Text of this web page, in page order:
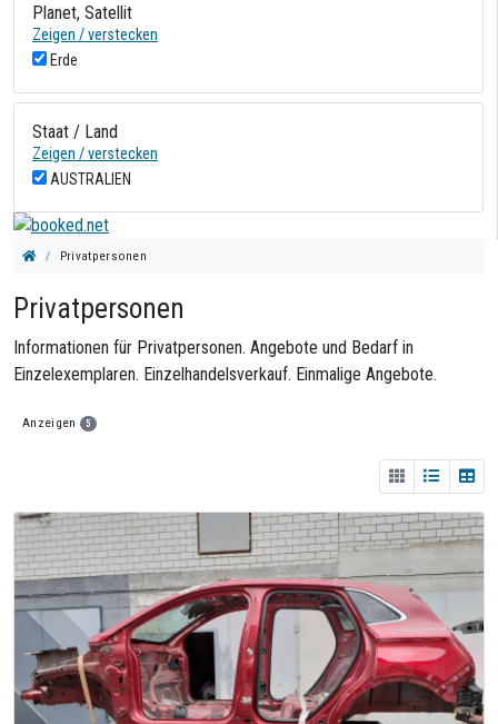
Planet, Satellit
Zeigen / verstecken
Erde
Staat / Land
Zeigen / verstecken
AUSTRALIEN
Privatpersonen
Privatpersonen
Informationen für Privatpersonen. Angebote und Bedarf in
Einzelexemplaren. Einzelhandelsverkauf. Einmalige Angebote.
Anzeigen 5